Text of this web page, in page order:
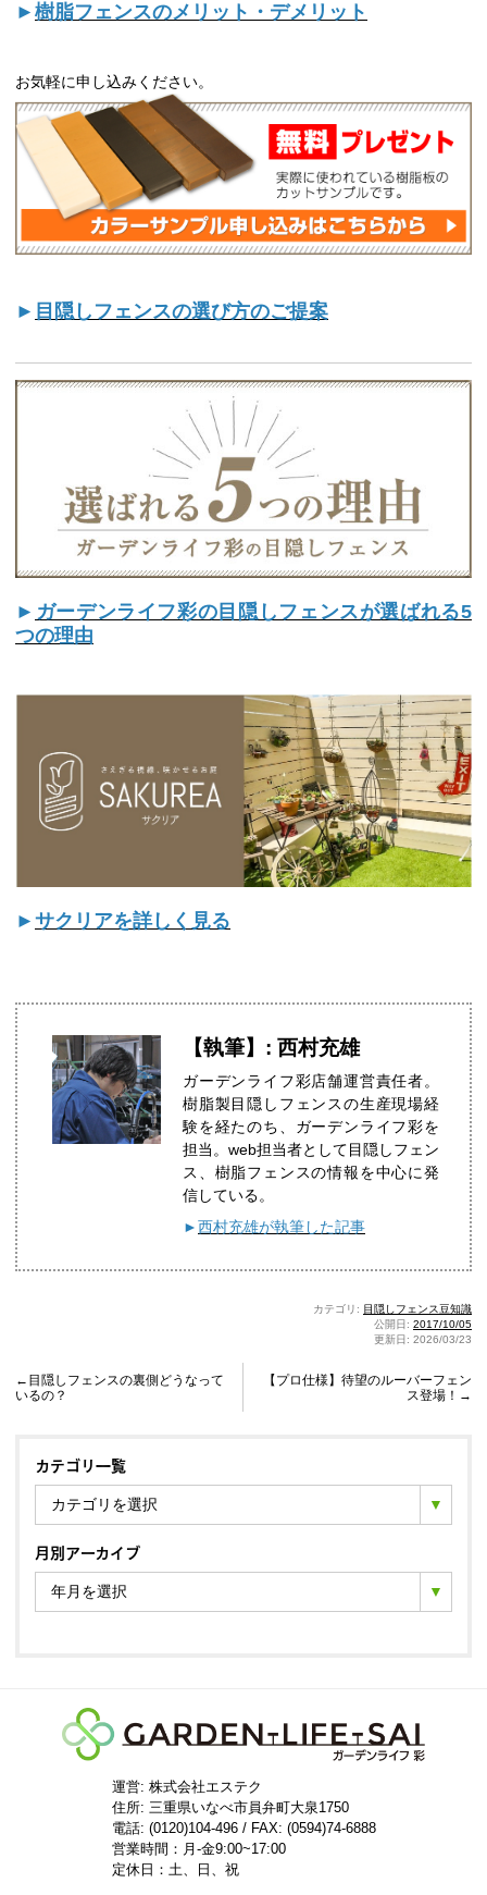
► 樹脂フェンスのメリット・デメリット
お気軽に申し込みください。
► 目隠しフェンスの選び方のご提案
► ガーデンライフ彩の目隠しフェンスが選ばれる5
つの理由
► サクリアを詳しく見る
【執筆】: 西村充雄
ガーデンライフ彩店舗運営責任者。
樹脂製目隠しフェンスの生産現場経
験を経たのち、ガーデンライフ彩を
担当。web担当者として目隠しフェン
ス、樹脂フェンスの情報を中心に発
信している。
►西村充雄が執筆した記事
カテゴリ: 目隠しフェンス豆知識
公開日: 2017/10/05
更新日: 2026/03/23
←目隠しフェンスの裏側どうなって
いるの？
【プロ仕様】待望のルーバーフェン
ス登場！→
カテゴリ一覧
カテゴリを選択
月別アーカイブ
年月を選択
運営: 株式会社エステク
住所: 三重県いなべ市員弁町大泉1750
電話: (0120)104-496 / FAX: (0594)74-6888
営業時間：月-金9:00~17:00
定休日：土、日、祝